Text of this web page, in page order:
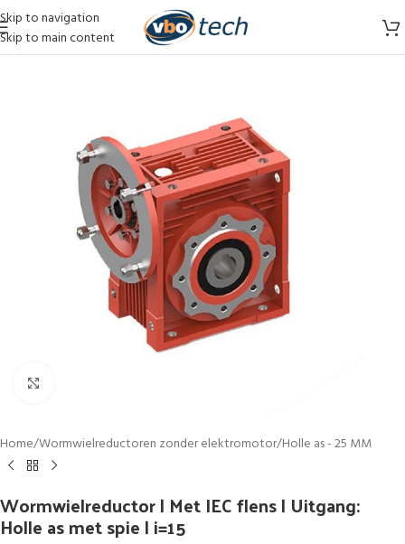
Skip to navigation
Skip to main content
Home/Wormwielreductoren zonder elektromotor/Holle as - 25 MM
Wormwielreductor | Met IEC flens | Uitgang:
Holle as met spie | i=15